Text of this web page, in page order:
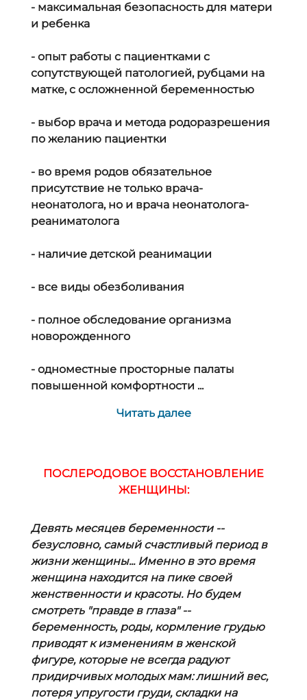
- максимальная безопасность для матери
и ребенка
- опыт работы с пациентками с
сопутствующей патологией, рубцами на
матке, с осложненной беременностью
- выбор врача и метода родоразрешения
по желанию пациентки
- во время родов обязательное
присутствие не только врача-
неонатолога, но и врача неонатолога-
реаниматолога
- наличие детской реанимации
- все виды обезболивания
- полное обследование организма
новорожденного
- одноместные просторные палаты
повышенной комфортности ...
Читать далее
ПОСЛЕРОДОВОЕ ВОССТАНОВЛЕНИЕ
ЖЕНЩИНЫ:
Девять месяцев беременности --
безусловно, самый счастливый период в
жизни женщины... Именно в это время
женщина находится на пике своей
женственности и красоты. Но будем
смотреть "правде в глаза" --
беременность, роды, кормление грудью
приводят к изменениям в женской
фигуре, которые не всегда радуют
придирчивых молодых мам: лишний вес,
потеря упругости груди, складки на